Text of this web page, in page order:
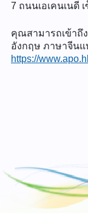
7 ถนนเอเคนเนดี
คุณสามารถเข้าถึ
อังกฤษ ภาษาจีนแ
https://